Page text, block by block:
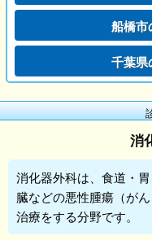
船橋
千葉
消
消化器外科は、食道・
臓などの悪性腫瘍（が
治療をする分野です。